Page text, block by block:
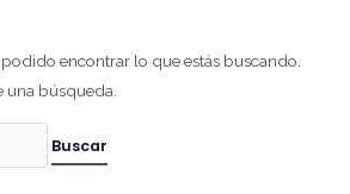
encontrar lo que estás buscando.
búsqueda.